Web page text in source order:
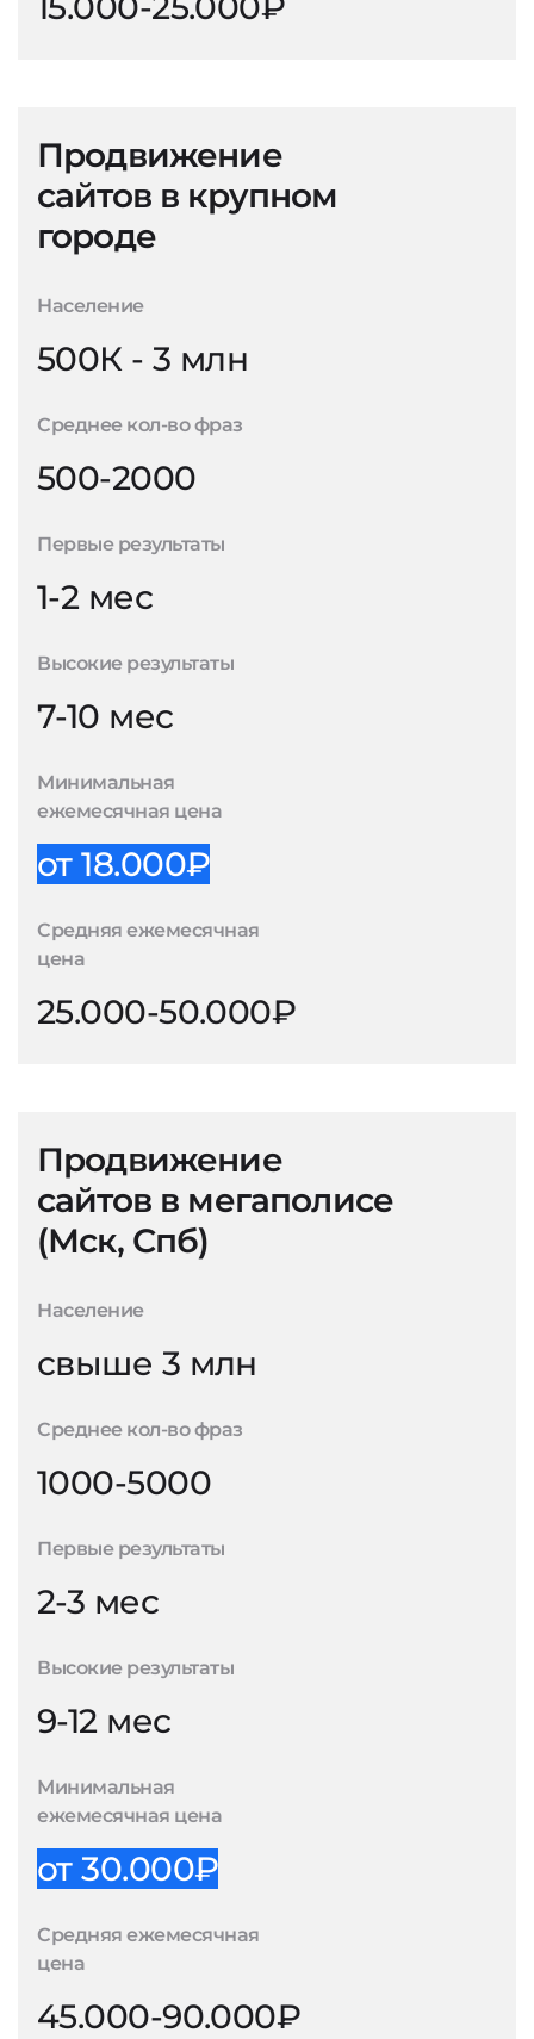
Продвижение
сайтов в крупном
городе
Население
500К - 3 млн
Среднее кол-во фраз
500-2000
Первые результаты
1-2 мес
Высокие результаты
7-10 мес
Минимальная
ежемесячная цена
от 18.000₽
Средняя ежемесячная
цена
25.000-50.000₽
Продвижение
сайтов в мегаполисе
(Мск, Спб)
Население
свыше 3 млн
Среднее кол-во фраз
1000-5000
Первые результаты
2-3 мес
Высокие результаты
9-12 мес
Минимальная
ежемесячная цена
от 30.000₽
Средняя ежемесячная
цена
45.000-90.000₽